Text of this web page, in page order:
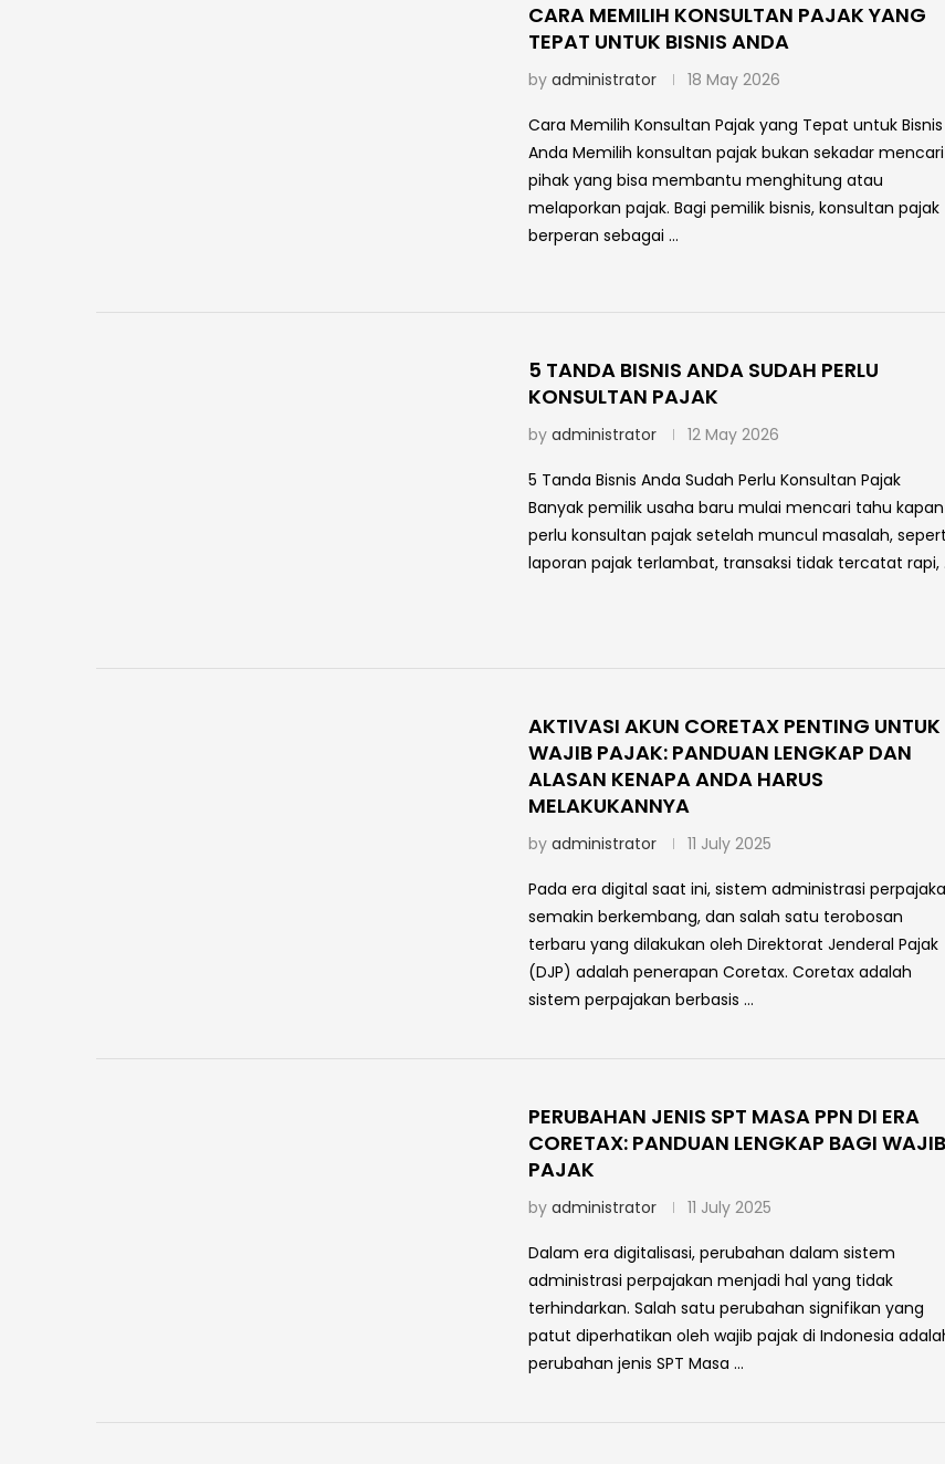
CARA MEMILIH KONSULTAN PAJAK YANG
TEPAT UNTUK BISNIS ANDA
by administrator 18 May 2026
Cara Memilih Konsultan Pajak yang Tepat untuk Bisnis
Anda Memilih konsultan pajak bukan sekadar mencari
pihak yang bisa membantu menghitung atau
melaporkan pajak. Bagi pemilik bisnis, konsultan pajak
berperan sebagai …
5 TANDA BISNIS ANDA SUDAH PERLU
KONSULTAN PAJAK
by administrator 12 May 2026
5 Tanda Bisnis Anda Sudah Perlu Konsultan Pajak
Banyak pemilik usaha baru mulai mencari tahu kapan
perlu konsultan pajak setelah muncul masalah,
laporan pajak terlambat, transaksi tidak tercatat rapi,
AKTIVASI AKUN CORETAX PENTING UNTUK
WAJIB PAJAK: PANDUAN LENGKAP DAN
ALASAN KENAPA ANDA HARUS
MELAKUKANNYA
by administrator 11 July 2025
Pada era digital saat ini, sistem administrasi
semakin berkembang, dan salah satu terobosan
terbaru yang dilakukan oleh Direktorat Jenderal Pajak
(DJP) adalah penerapan Coretax. Coretax adalah
sistem perpajakan berbasis …
PERUBAHAN JENIS SPT MASA PPN DI ERA
CORETAX: PANDUAN LENGKAP BAGI WAJIB
PAJAK
by administrator 11 July 2025
Dalam era digitalisasi, perubahan dalam sistem
administrasi perpajakan menjadi hal yang tidak
terhindarkan. Salah satu perubahan signifikan yang
patut diperhatikan oleh wajib pajak di Indonesia
perubahan jenis SPT Masa …